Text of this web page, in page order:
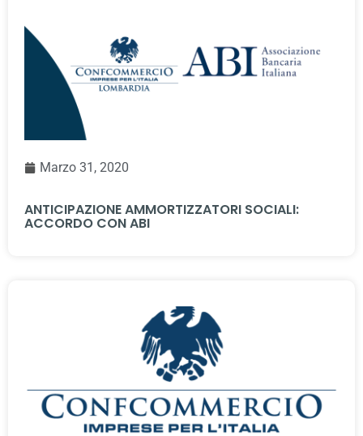
Marzo 31, 2020
ANTICIPAZIONE AMMORTIZZATORI SOCIALI:
ACCORDO CON ABI